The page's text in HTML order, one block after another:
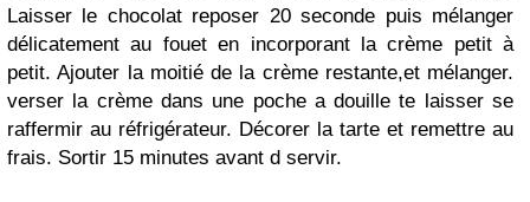
Laisser le chocolat reposer 20 seconde puis mélanger
délicatement au fouet en incorporant la crème petit à
petit. Ajouter la moitié de la crème restante,et mélanger.
verser la crème dans une poche a douille te laisser se
raffermir au réfrigérateur. Décorer la tarte et remettre au
frais. Sortir 15 minutes avant d servir.